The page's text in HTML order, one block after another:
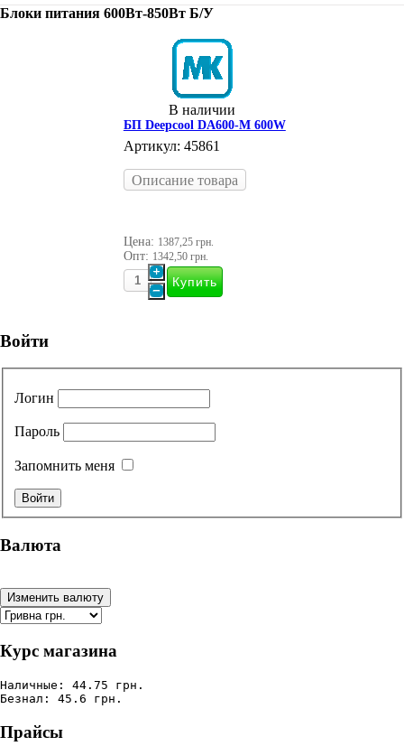
Блоки питания 600Вт-850Вт Б/У
В наличии
БП Deepcool DA600-M 600W
Артикул: 45861
Описание товара
Цена: 1387,25 грн.
Опт: 1342,50 грн.
Войти
Логин
Пароль
Запомнить меня
Валюта
Курс магазина
Наличные: 44.75 грн.
Безнал: 45.6 грн.
Прайсы